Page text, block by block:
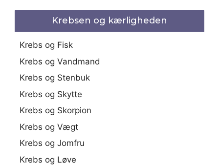
Krebsen og kærligheden
Krebs og Fisk
Krebs og Vandmand
Krebs og Stenbuk
Krebs og Skytte
Krebs og Skorpion
Krebs og Vægt
Krebs og Jomfru
Krebs og Løve